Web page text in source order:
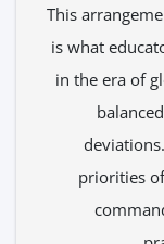
This
is what
in the era